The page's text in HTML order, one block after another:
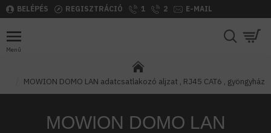
BELÉPÉS REGISZTRÁCIÓ 1 2 E-MAIL
MOWION DOMO LAN adatcsatlakozó aljzat , RJ45 CAT6 , gyöngyház
MOWION DOMO LAN